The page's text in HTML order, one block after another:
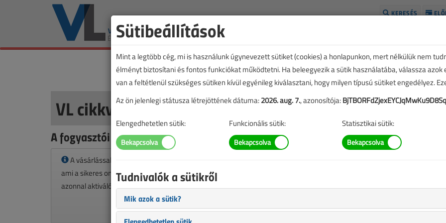
KERESÉS
VL cikkvásárlás
A fogyasztói hálózatok végpontjai című cikk vásárlása
A vásárlással korlátlan hozzáférést kap a cikkhez,
ami a sikeres online elektronikus fizetést követően
azonnal aktiválódik. A hozzáférése nem évül el.
Sütibeállítások
Mint a legtöbb cég, mi is használunk úgynevezett sütiket (cookies) a honlapunkon, mert nélkülük nem
élményt biztosítani és fontos funkciókat működtetni. Ha beleegyezik a sütik használatába, válassza azok
van a feltétlenül szükséges sütiken kívül egyénileg kiválasztani, hogy milyen típusú sütiket engedélyez.
Az ön jelenlegi státusza létrejöttének dátuma:2026. aug. 7., azonosítója:
Elengedhetetlen sütik: Funkcionális sütik: Statisztikai sütik:
Tudnivalók a sütikről
Mik azok a sütik?